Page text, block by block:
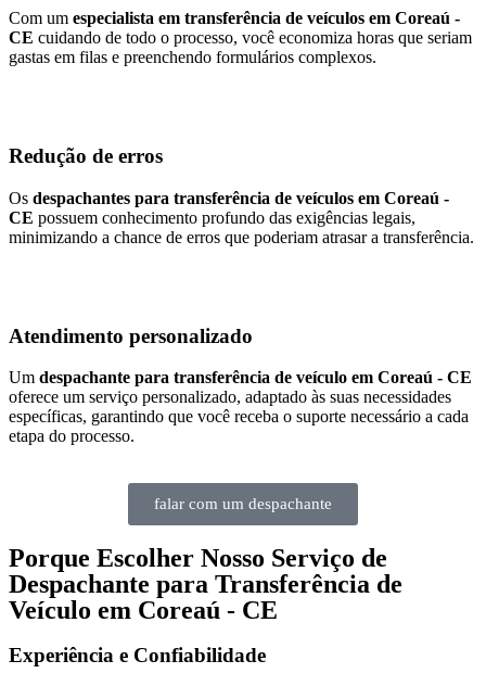
Com um especialista em transferência de veículos em Coreaú -
CE cuidando de todo o processo, você economiza horas que seriam
gastas em filas e preenchendo formulários complexos.
Redução de erros
Os despachantes para transferência de veículos em Coreaú -
CE possuem conhecimento profundo das exigências legais,
minimizando a chance de erros que poderiam atrasar a transferência.
Atendimento personalizado
Um despachante para transferência de veículo em Coreaú - CE
oferece um serviço personalizado, adaptado às suas necessidades
específicas, garantindo que você receba o suporte necessário a cada
etapa do processo.
falar com um despachante
Porque Escolher Nosso Serviço de
Despachante para Transferência de
Veículo em Coreaú - CE
Experiência e Confiabilidade